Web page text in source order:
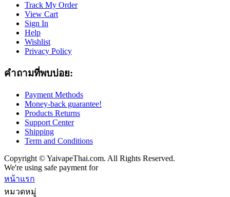
Track My Order
View Cart
Sign In
Help
Wishlist
Privacy Policy
คำถามที่พบบ่อย:
Payment Methods
Money-back guarantee!
Products Returns
Support Center
Shipping
Term and Conditions
Copyright © YaivapeThai.com. All Rights Reserved.
We're using safe payment for
หน้าแรก
หมวดหมู่